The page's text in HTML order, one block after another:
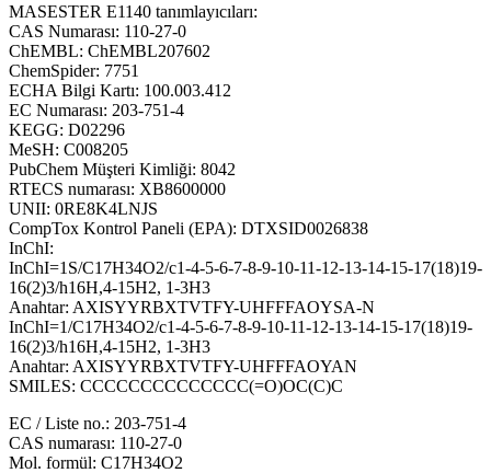
MASESTER E1140 tanımlayıcıları:
CAS Numarası: 110-27-0
ChEMBL: ChEMBL207602
ChemSpider: 7751
ECHA Bilgi Kartı: 100.003.412
EC Numarası: 203-751-4
KEGG: D02296
MeSH: C008205
PubChem Müşteri Kimliği: 8042
RTECS numarası: XB8600000
UNII: 0RE8K4LNJS
CompTox Kontrol Paneli (EPA): DTXSID0026838
InChI:
InChI=1S/C17H34O2/c1-4-5-6-7-8-9-10-11-12-13-14-15-17(18)19-
16(2)3/h16H,4-15H2, 1-3H3
Anahtar: AXISYYRBXTVTFY-UHFFFAOYSA-N
InChI=1/C17H34O2/c1-4-5-6-7-8-9-10-11-12-13-14-15-17(18)19-
16(2)3/h16H,4-15H2, 1-3H3
Anahtar: AXISYYRBXTVTFY-UHFFFAOYAN
SMILES: CCCCCCCCCCCCCC(=O)OC(C)C
EC / Liste no.: 203-751-4
CAS numarası: 110-27-0
Mol. formül: C17H34O2